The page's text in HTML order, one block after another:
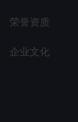
荣誉资质
企业文化